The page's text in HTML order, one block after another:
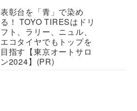
表彰台を「青」で染め
る！ TOYO TIRESはドリ
フト、ラリー、ニュル、
エコタイヤでもトップを
目指す【東京オートサロ
ン2024】(PR)